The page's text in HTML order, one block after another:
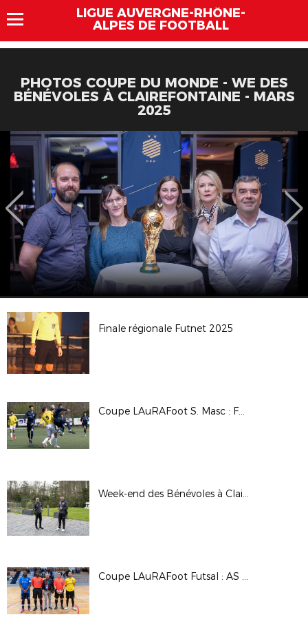
LIGUE AUVERGNE-RHÔNE-
ALPES DE FOOTBALL
PHOTOS COUPE DU MONDE - WE DES
BÉNÉVOLES À CLAIREFONTAINE - MARS
2025
Finale régionale Futnet 2025
Coupe LAuRAFoot S. Masc : FC Pontcharra St Loup / FC Annecy (B)
Week-end des Bénévoles à Clairefontaine - Mars 2025
Coupe LAuRAFoot Futsal : AS Martel Caluire / GOAL Futsal Club (B)